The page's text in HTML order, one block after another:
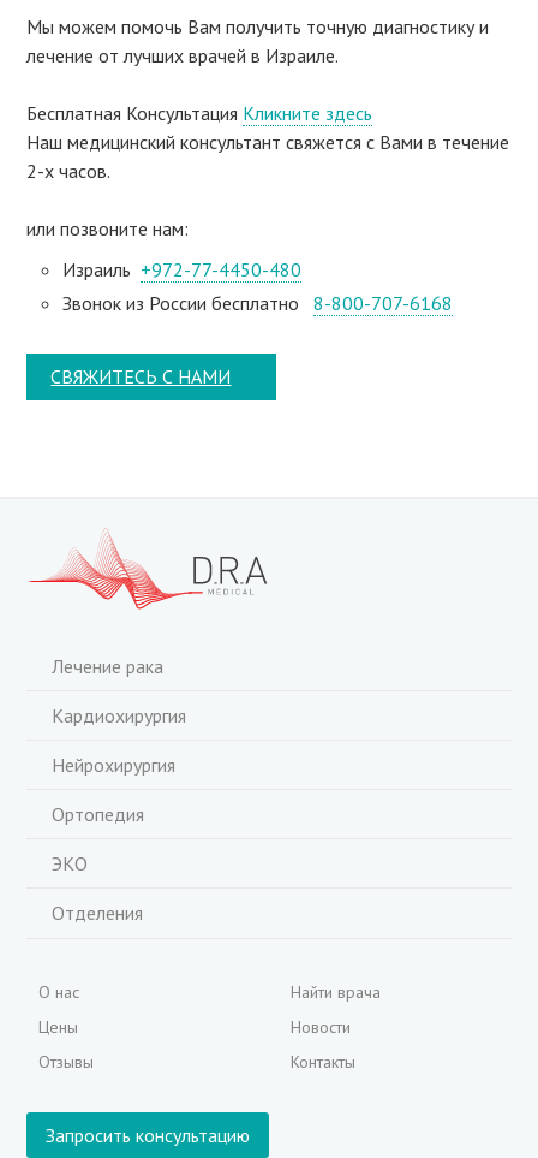
Мы можем помочь Вам получить точную диагностику и
лечение от лучших врачей в Израиле.
Бесплатная Консультация Кликните здесь
Наш медицинский консультант свяжeтся с Вами в течение
2-х часов.
или позвоните нам:
Израиль +972-77-4450-480
Звонок из России бесплатно8-800-707-6168
СВЯЖИТЕСЬ С НАМИ
Лечение рака
Кардиохирургия
Нейрохирургия
Ортопедия
ЭКО
Отделения
О нас
Цены
Отзывы
Найти врача
Новости
Контакты
Запросить консультацию